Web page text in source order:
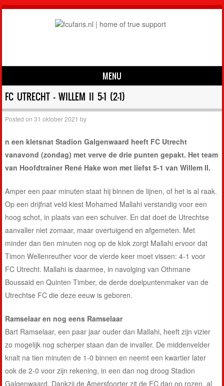
MENU
Skip to content
FC UTRECHT – WILLEM II 5-1 (2-1)
Posted on31 oktober 2021 by
n een kletsnat Stadion Galgenwaard heeft FC Utrecht
vanavond (zondag) met verve de drie punten gepakt. Het team
van Hoofdtrainer René Hake won met liefst 5-1 van Willem II.
Amper een paar minuten staat hij binnen de lijnen, of het is al raak.
Op een drijfnat veld kiest Mohamed Mallahi verstandig voor een
hoog schot, in plaats van een schuiver. En dat doet de Utrechtse
aanvaller niet zomaar, maar overtuigend en afgemeten. Met
minder dan tien minuten nog op de klok zorgt Mallahi ervoor dat
Timon Wellenreuther voor de vierde keer moet vissen: 4-1 voor
FC Utrecht. Mallahi is daarmee, in navolging van Othmane
Boussaid en Quinten Timber, de derde doelpuntenmaker van de
Utrechtse FC die deze eeuw is geboren.
Ramselaar en nog eens Ramselaar
Bart Ramselaar, een paar jaar ouder dan Mallahi, heeft zijn vizier
zo mogelijk nog scherper staan dan de invaller. De middenvelder
knalt na tien minuten de 1-0 binnen en neemt een kwartier later
ook de 2-0 voor zijn rekening, in een dan nog droog Stadion
Galgenwaard. Dankzij de Amersfoorter zit de FC dan op rozen, al